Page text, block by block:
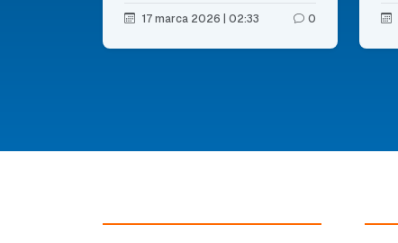
17 marca 2026 | 02:33 0